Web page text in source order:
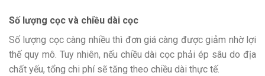
Số lượng cọc và chiều dài cọc
Số lượng cọc càng nhiều thì đơn giá càng được giảm nhờ lợi
thế quy mô. Tuy nhiên, nếu chiều dài cọc phải ép sâu do địa
chất yếu, tổng chi phí sẽ tăng theo chiều dài thực tế.